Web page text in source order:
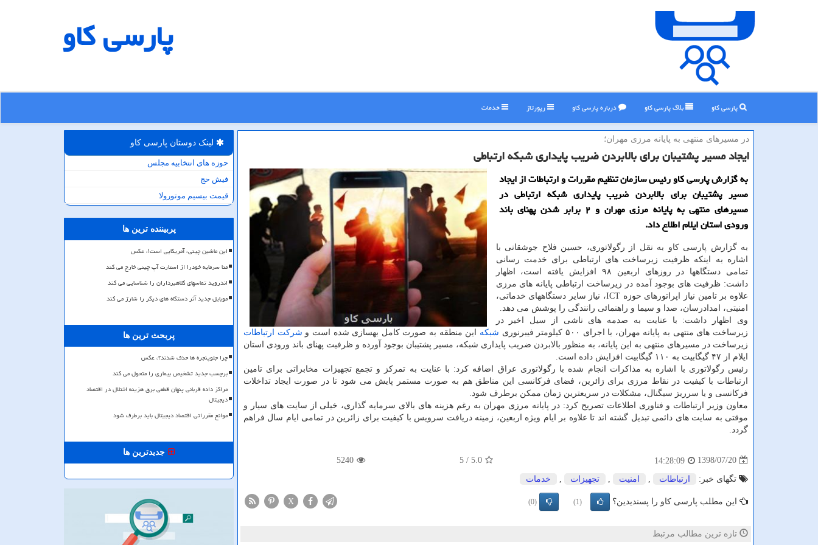
پارسی كاو
پارسی کاو بلاگ پارسی كاو درباره پارسی كاو رپورتاژ خدمات
در مسیرهای منتهی به پایانه مرزی مهران؛
ایجاد مسیر پشتیبان برای بالابردن ضریب پایداری شبكه ارتباطی
به گزارش پارسی كاو رئیس سازمان تنظیم مقررات و ارتباطات از ایجاد
مسیر پشتیبان برای بالابردن ضریب پایداری شبكه ارتباطی در
مسیرهای منتهی به پایانه مرزی مهران و ۲ برابر شدن پهنای باند
ورودی استان ایلام اطلاع داد.
به گزارش پارسی كاو به نقل از رگولاتوری، حسین فلاح جوشقانی با
اشاره به اینكه ظرفیت زیرساخت های ارتباطی برای خدمت رسانی
تمامی دستگاهها در روزهای اربعین ۹۸ افزایش یافته است، اظهار
داشت: ظرفیت های بوجود آمده در زیرساخت ارتباطی پایانه های مرزی
علاوه بر تامین نیاز اپراتورهای حوزه ICT، نیاز سایر دستگاههای خدماتی،
امنیتی، امدادرسان، صدا و سیما و راهنمائی رانندگی را پوشش می دهد.
وی اظهار داشت: با عنایت به صدمه های ناشی از سیل اخیر در
زیرساخت های منتهی به پایانه مهران، با اجرای ۵۰۰ كیلومتر فیبرنوری
شبكه این منطقه به صورت كامل بهسازی شده است و شركت
ارتباطات
زیرساخت در مسیرهای منتهی به این پایانه، به منظور بالابردن ضریب پایداری شبكه، مسیر پشتیبان بوجود آورده و ظرفیت پهنای باند ورودی استان
ایلام از ۴۷ گیگابیت به ۱۱۰ گیگابیت افزایش داده است.
رئیس رگولاتوری با اشاره به مذاكرات انجام شده با رگولاتوری عراق اضافه كرد: با عنایت به تمركز و تجمع تجهیزات مخابراتی برای تامین
ارتباطات با كیفیت در نقاط مرزی برای زائرین، فضای فركانسی این مناطق هم به صورت مستمر پایش می شود تا در صورت ایجاد تداخلات
فركانسی و یا سرریز سیگنال، مشكلات در سریعترین زمان ممكن برطرف شود.
معاون وزیر ارتباطات و فناوری اطلاعات تصریح كرد: در پایانه مرزی مهران به رغم هزینه های بالای سرمایه گذاری، خیلی از سایت های سیار و
موقتی به سایت های دائمی تبدیل گشته اند تا علاوه بر ایام ویژه اربعین، زمینه دریافت سرویس با كیفیت برای زائرین در تمامی ایام سال فراهم
گردد.
1398/07/20
14:28:09
5.0
/ 5
5240
تگهای خبر: ارتباطات امنیت تجهیزات خدمات
این مطلب پارسی کاو را پسندیدین؟ (1)
(0)
X
تازه ترین مطالب مرتبط
لینک دوستان پارسی كاو
حوزه های انتخابیه مجلس
فیش حج
قیمت بیسیم موتورولا
پربیننده ترین ها
این ماشین چینی، آمریکایی است!، عکس
متا سرمایه خودرا از استارت آپ چینی خارج می کند
اندروید تماسهای کلاهبرداران را شناسایی می کند
موبایل جدید آنر دستگاه های دیگر را شارژ می کند
پربحث ترین ها
چرا جلوپنجره ها حذف شدند؟، عکس
برچسب جدید تشخیص بیماری را متحول می کند
مراکز داده قربانی پنهان قطعی برق هزینه اختلال در اقتصاد
دیجیتال
موانع مقرراتی اقتصاد دیجیتال باید برطرف شود
جدیدترین ها